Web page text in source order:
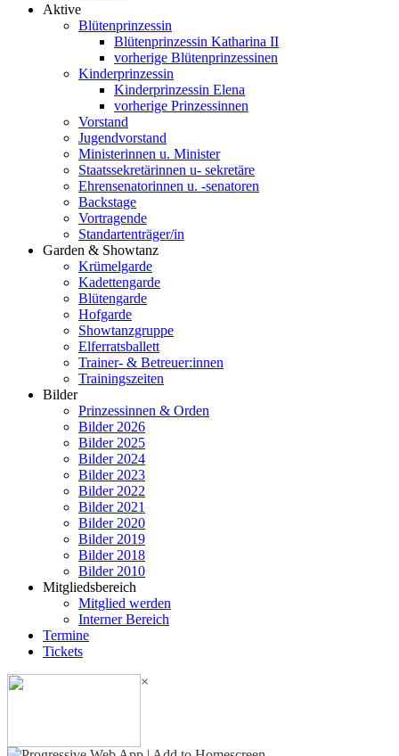
Aktive
Blütenprinzessin
Blütenprinzessin Katharina II
vorherige Blütenprinzessinen
Kinderprinzessin
Kinderprinzessin Elena
vorherige Prinzessinnen
Vorstand
Jugendvorstand
Ministerinnen u. Minister
Staatssekretärinnen u- sekretäre
Ehrensenatorinnen u. -senatoren
Backstage
Vortragende
Standartenträger/in
Garden & Showtanz
Krümelgarde
Kadettengarde
Blütengarde
Hofgarde
Showtanzgruppe
Elferratsballett
Trainer- & Betreuer:innen
Trainingszeiten
Bilder
Prinzessinnen & Orden
Bilder 2026
Bilder 2025
Bilder 2024
Bilder 2023
Bilder 2022
Bilder 2021
Bilder 2020
Bilder 2019
Bilder 2018
Bilder 2010
Mitgliedsbereich
Mitglied werden
Interner Bereich
Termine
Tickets
×